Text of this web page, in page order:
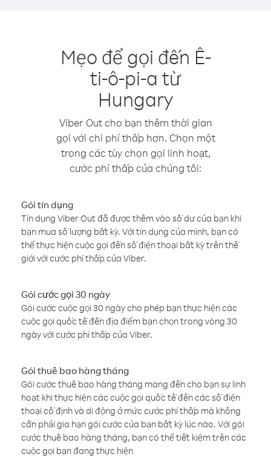
Mẹo để gọi đến Ê-
ti-ô-pi-a từ
Hungary
Viber Out cho bạn thêm thời gian
gọi với chi phí thấp hơn. Chọn một
trong các tùy chọn gọi linh hoạt,
cước phí thấp của chúng tôi:
Gói tín dụng
Tín dụng Viber Out đã được thêm vào số dư của bạn khi
bạn mua số lượng bất kỳ. Với tín dụng của mình, bạn có
thể thực hiện cuộc gọi đến số điện thoại bất kỳ trên thế
giới với cước phí thấp của Viber.
Gói cước gọi 30 ngày
Gói cước cuộc gọi 30 ngày cho phép bạn thực hiện các
cuộc gọi quốc tế đến địa điểm bạn chọn trong vòng 30
ngày với cước phí thấp của Viber.
Gói thuê bao hàng tháng
Gói cước thuê bao hàng tháng mang đến cho bạn sự linh
hoạt khi thực hiện các cuộc gọi quốc tế đến các số điện
thoại cố định và di động ở mức cước phí thấp mà không
cần phải gia hạn gói cước của bạn bất kỳ lúc nào. Với gói
cước thuê bao hàng tháng, bạn có thể tiết kiệm trên các
cuộc gọi bạn đang thực hiện